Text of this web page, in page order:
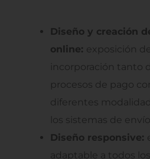
Diseño y creación
online: exposición
incorporación tanto
procesos de pago
diferentes
los sistemas de
Diseño responsive:
adaptable a todos